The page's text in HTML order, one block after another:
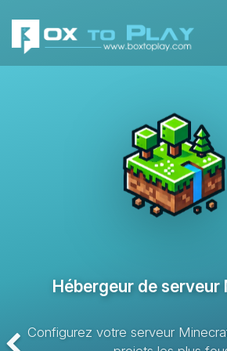
Hébergeur de
Solution d’hébergement avec des